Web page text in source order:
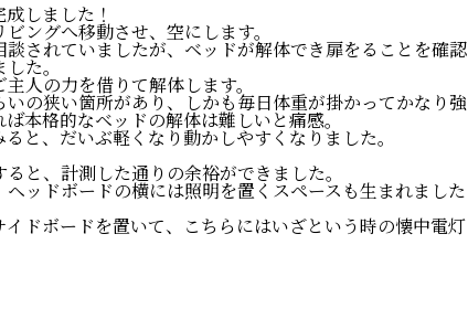
しました！
ングへ移動させ、空にします。
されていましたが、ベッドが解体でき扉をることを確認
た。
人の力を借りて解体します。
の狭い箇所があり、しかも毎日体重が掛かってかなり強
本格的なベッドの解体は難しいと痛感。
と、だいぶ軽くなり動かしやすくなりました。
と、計測した通りの余裕ができました。
ッドボードの横には照明を置くスペースも生まれました
ドボードを置いて、こちらにはいざという時の懐中電灯